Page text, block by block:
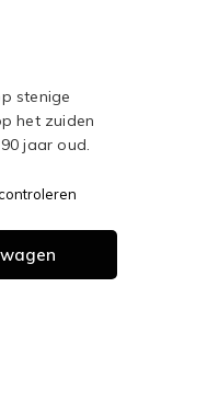
stenige
het zuiden
jaar oud.